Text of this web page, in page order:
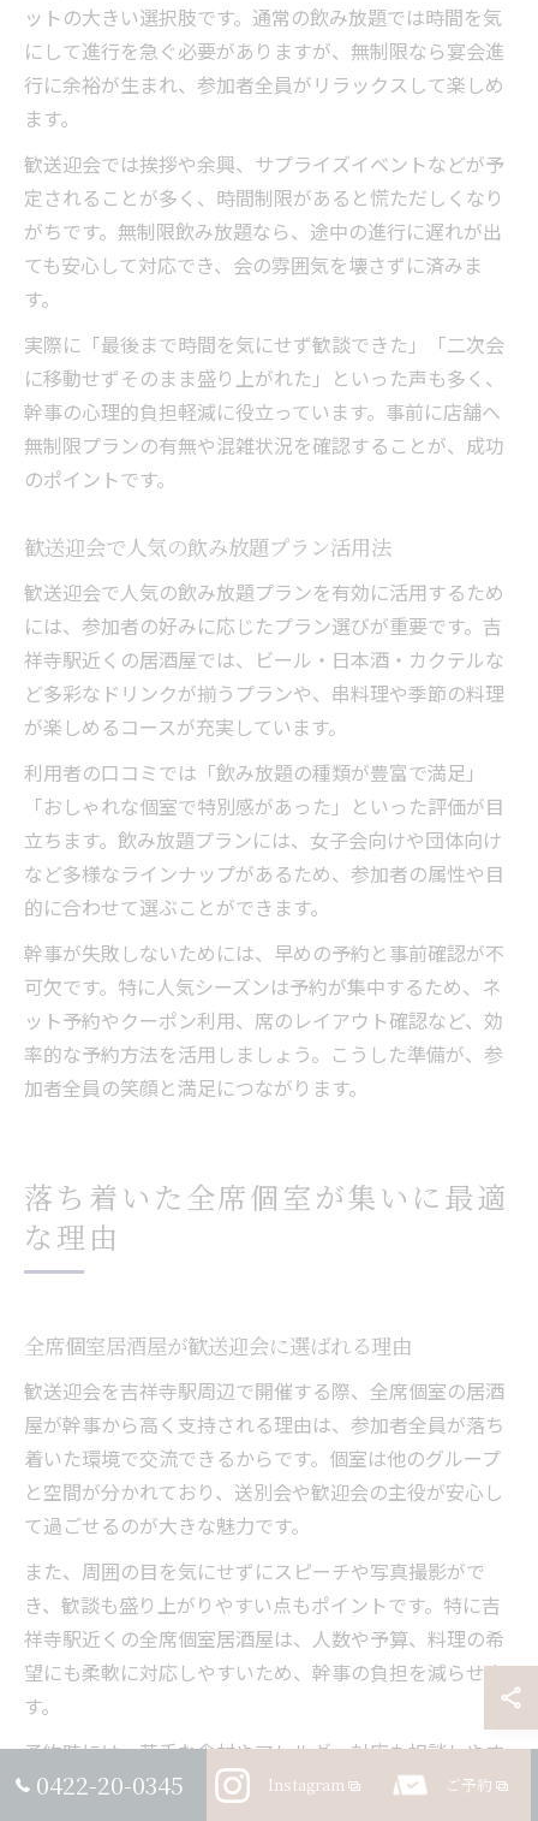
ットの大きい選択肢です。通常の飲み放題では時間を気
にして進行を急ぐ必要がありますが、無制限なら宴会進
行に余裕が生まれ、参加者全員がリラックスして楽しめ
ます。
歓送迎会では挨拶や余興、サプライズイベントなどが予
定されることが多く、時間制限があると慌ただしくなり
がちです。無制限飲み放題なら、途中の進行に遅れが出
ても安心して対応でき、会の雰囲気を壊さずに済みま
す。
実際に「最後まで時間を気にせず歓談できた」「二次会
に移動せずそのまま盛り上がれた」といった声も多く、
幹事の心理的負担軽減に役立っています。事前に店舗へ
無制限プランの有無や混雑状況を確認することが、成功
のポイントです。
歓送迎会で人気の飲み放題プラン活用法
歓送迎会で人気の飲み放題プランを有効に活用するため
には、参加者の好みに応じたプラン選びが重要です。吉
祥寺駅近くの居酒屋では、ビール・日本酒・カクテルな
ど多彩なドリンクが揃うプランや、串料理や季節の料理
が楽しめるコースが充実しています。
利用者の口コミでは「飲み放題の種類が豊富で満足」
「おしゃれな個室で特別感があった」といった評価が目
立ちます。飲み放題プランには、女子会向けや団体向け
など多様なラインナップがあるため、参加者の属性や目
的に合わせて選ぶことができます。
幹事が失敗しないためには、早めの予約と事前確認が不
可欠です。特に人気シーズンは予約が集中するため、ネ
ット予約やクーポン利用、席のレイアウト確認など、効
率的な予約方法を活用しましょう。こうした準備が、参
加者全員の笑顔と満足につながります。
落ち着いた全席個室が集いに最適
な理由
全席個室居酒屋が歓送迎会に選ばれる理由
歓送迎会を吉祥寺駅周辺で開催する際、全席個室の居酒
屋が幹事から高く支持される理由は、参加者全員が落ち
着いた環境で交流できるからです。個室は他のグループ
と空間が分かれており、送別会や歓迎会の主役が安心し
て過ごせるのが大きな魅力です。
また、周囲の目を気にせずにスピーチや写真撮影がで
き、歓談も盛り上がりやすい点もポイントです。特に吉
祥寺駅近くの全席個室居酒屋は、人数や予算、料理の希
望にも柔軟に対応しやすいため、幹事の負担を減らせま
す。
予約時には、苦手な食材やアレルギー対応も相談しやす
く、トラブル防止につながる点も選ばれる理由の一つで
0422-20-0345 Instagram ご予約